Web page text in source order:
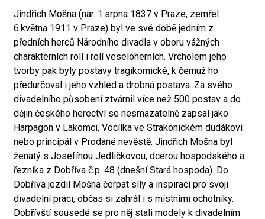
Jindřich Mošna (nar. 1.srpna 1837 v Praze, zemřel
6.května 1911 v Praze) byl ve své době jedním z
předních herců Národního divadla v oboru vážných
charakterních rolí i rolí veseloherních. Vrcholem jeho
tvorby pak byly postavy tragikomické, k čemuž ho
předurčoval i jeho vzhled a drobná postava. Za svého
divadelního působení ztvárnil více než 500 postav a do
dějin českého herectví se nesmazatelně zapsal jako
Harpagon v Lakomci, Vocílka ve Strakonickém dudákovi
nebo principál v Prodané nevěstě. Jindřich Mošna byl
ženatý s Josefínou Jedličkovou, dcerou hospodského a
řezníka z Dobříva č.p. 48 (dnešní Stará hospoda). Do
Dobříva jezdil Mošna čerpat síly a inspiraci pro svoji
divadelní práci, občas si zahrál i s místními ochotníky.
Dobřívští sousedé se pro něj stali modely k divadelním